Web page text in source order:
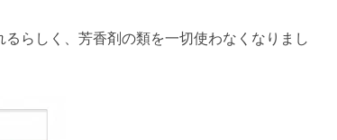
らしく、芳香剤の類を一切使わなくなりまし